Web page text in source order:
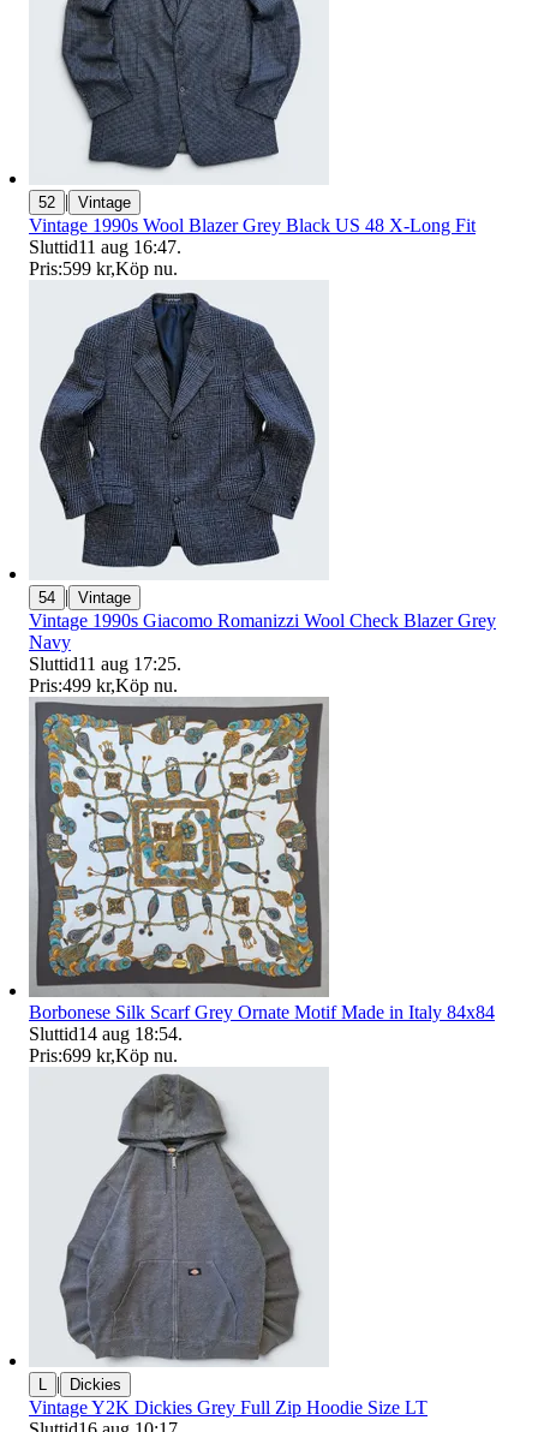
52 | Vintage
Vintage 1990s Wool Blazer Grey Black US 48 X-Long Fit
Sluttid11 aug 16:47.
Pris:599 kr,Köp nu.
54 | Vintage
Vintage 1990s Giacomo Romanizzi Wool Check Blazer Grey
Navy
Sluttid11 aug 17:25.
Pris:499 kr,Köp nu.
Borbonese Silk Scarf Grey Ornate Motif Made in Italy 84x84
Sluttid14 aug 18:54.
Pris:699 kr,Köp nu.
| Dickies
Vintage Y2K Dickies Grey Full Zip Hoodie Size LT